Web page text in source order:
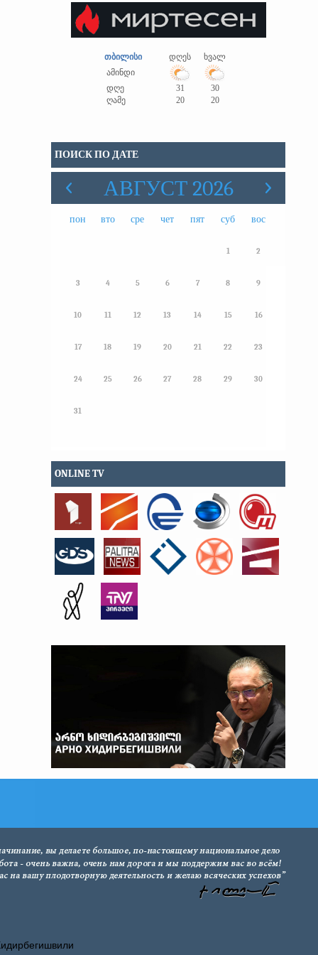
თბილისი დღეს
ხვალ
ამინდი
დღე
31
30
ღამე
20 20
ПОИСК ПО ДАТЕ
АВГУСТ 2026
пон вто сре чет пят суб вос
1 2
3 4 5 6 7 8 9
10 11 12 13 14 15 16
17 18 19 20 21 22 23
24 25 26 27 28 29 30
31
ONLINE TV